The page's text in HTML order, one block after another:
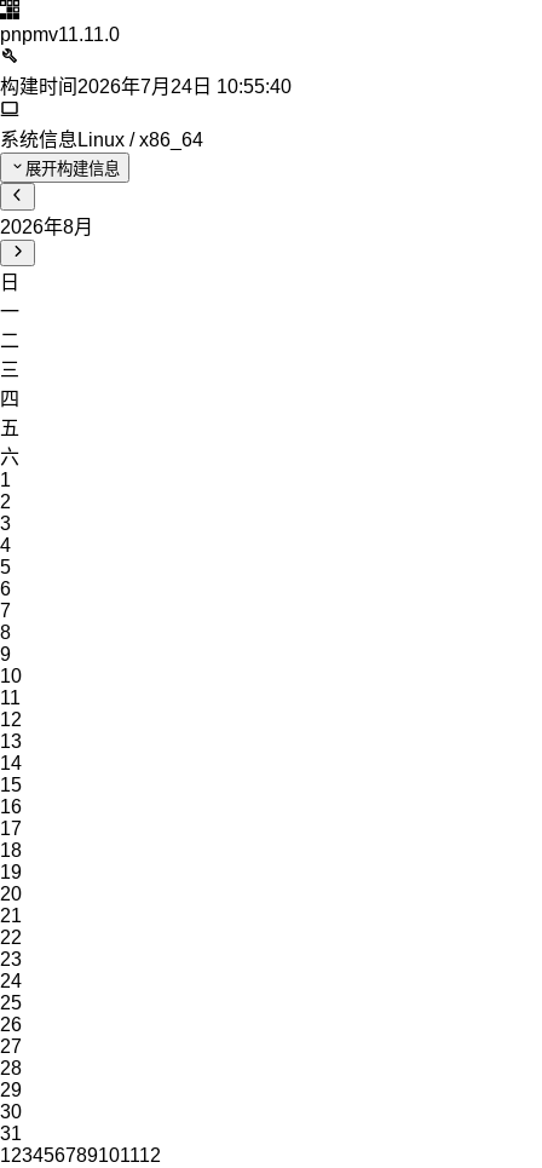
pnpmv11.11.0
构建时间2026年7月24日 10:55:40
系统信息Linux / x86_64
展开构建信息
2026年8月
日
一
二
三
四
五
六
1
2
3
4
5
6
7
8
9
10
11
12
13
14
15
16
17
18
19
20
21
22
23
24
25
26
27
28
29
30
31
123456789101112